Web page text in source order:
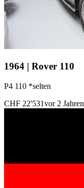
1964 | Rover 110
P4 110 *selten
CHF 22'531vor 2 Jahren